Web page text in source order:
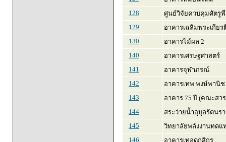
128
ศูนย์วิจัยควบคุมศัตรู
129
อาคารเฉลิมพระเกีย
130
อาคารไม้ผล 2
140
อาคารเศรษฐศาสตร์
141
อาคารจุฬาภรณ์
142
อาคารเทพ พงษ์พานิช
143
อาคาร 75 ปี (คณะสา
144
สระว่ายน้ำอุบุลรัตน
145
วิทยาลัยพลังงานทดแ
146
อาคารเทอดกสิกร